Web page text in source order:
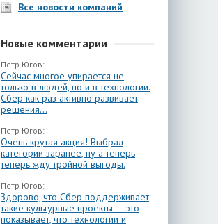
Все новости компаний
Новые комментарии
Петр Югов:
Сейчас многое упирается не
только в людей, но и в технологии.
Сбер как раз активно развивает
решения...
Петр Югов:
Очень крутая акция! Выбрал
категории заранее, ну а теперь
теперь жду тройной выгоды.
Петр Югов:
Здорово, что Сбер поддерживает
такие культурные проекты — это
показывает, что технологии и